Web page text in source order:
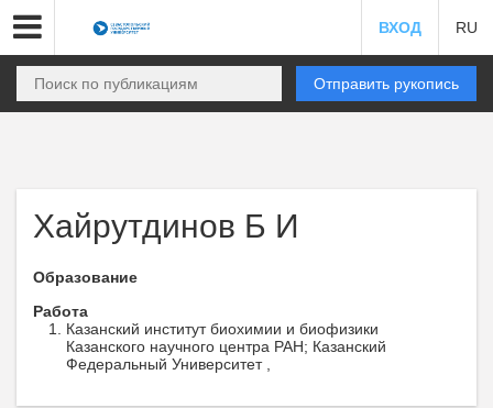
ВХОД RU
Отправить рукопись
Хайрутдинов Б И
Образование
Работа
Казанский институт биохимии и биофизики
Казанского научного центра РАН; Казанский
Федеральный Университет ,